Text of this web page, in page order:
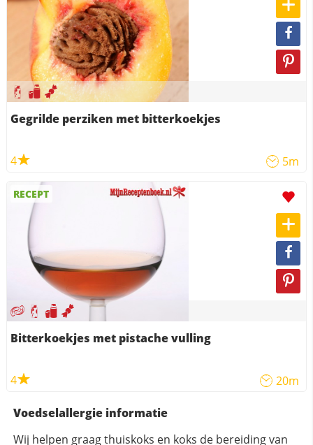
Gegrilde perziken met bitterkoekjes
4 5m
RECEPT
Bitterkoekjes met pistache vulling
4 20m
Voedselallergie informatie
Wij helpen graag thuiskoks en koks de bereiding van